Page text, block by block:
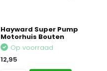
Hayward Super Pump
Motorhuis Bouten
Op voorraad
12,95